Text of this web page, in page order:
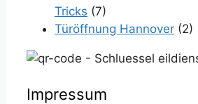
Tricks (7)
Türöffnung Hannover (2)
Impressum